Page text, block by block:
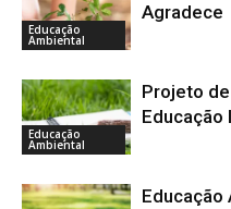
Educação
Ambiental
Agradece
Educação
Ambiental
Projeto
Educação
Educação